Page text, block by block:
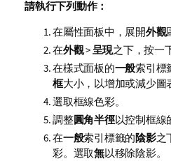
請執行下列動作：
在屬性面板中，展開外觀
在外觀>呈現之下，按一
在樣式面板的一般索引標
框大小，以增加或減少圖
選取框線色彩。
調整圓角半徑以控制框線
在一般索引標籤的陰影之
彩。選取無以移除陰影。